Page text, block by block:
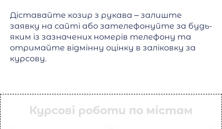
Діставайте козир з рукава – залиште
заявку на сайті або зателефонуйте за будь-
яким із зазначених номерів телефону та
отримайте відмінну оцінку в заліковку за
курсову.
Курсові роботи по містам